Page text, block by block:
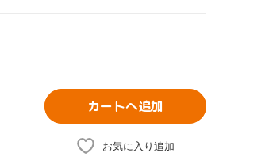
カートへ追加
お気に入り追加